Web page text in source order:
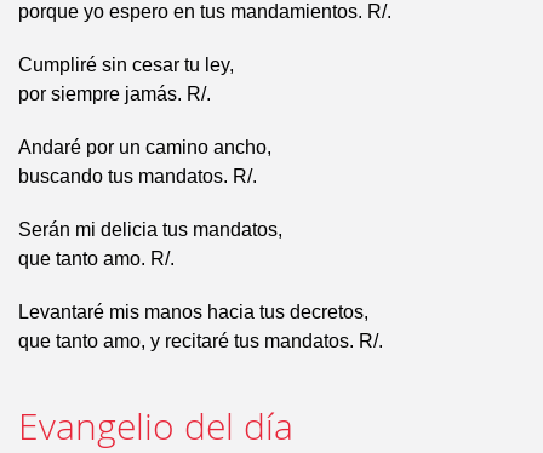
porque yo espero en tus mandamientos. R/.
Cumpliré sin cesar tu ley,
por siempre jamás. R/.
Andaré por un camino ancho,
buscando tus mandatos. R/.
Serán mi delicia tus mandatos,
que tanto amo. R/.
Levantaré mis manos hacia tus decretos,
que tanto amo, y recitaré tus mandatos. R/.
Evangelio del día